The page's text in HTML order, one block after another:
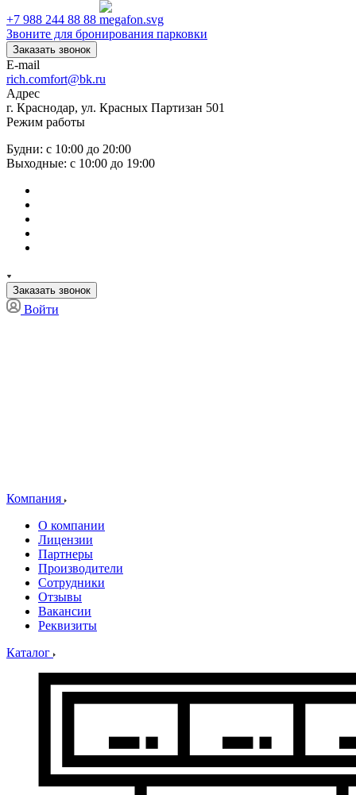
+7 988 244 88 88
Звоните для бронирования парковки
Заказать звонок
E-mail
rich.comfort@bk.ru
Адрес
г. Краснодар, ул. Красных Партизан 501
Режим работы
Будни: с 10:00 до 20:00
Выходные: с 10:00 до 19:00
Заказать звонок
Войти
Компания
О компании
Лицензии
Партнеры
Производители
Сотрудники
Отзывы
Вакансии
Реквизиты
Каталог